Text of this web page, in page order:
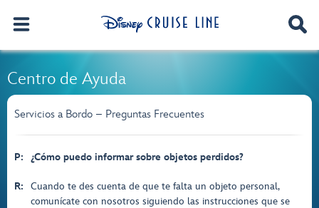
Centro de Ayuda
Servicios a Bordo – Preguntas Frecuentes
P: ¿Cómo puedo informar sobre objetos perdidos?
R:
Cuando te des cuenta de que te falta un objeto personal,
comunícate con nosotros siguiendo las instrucciones que se